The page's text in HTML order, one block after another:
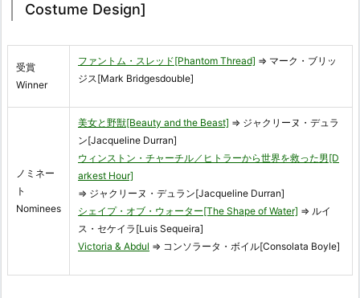
Costume Design]
受賞
Winner
ファントム・スレッド[Phantom Thread] ⇒ マーク・ブリッ
ジス[Mark Bridgesdouble]
ノミネー
ト
Nominees
美女と野獣[Beauty and the Beast] ⇒ ジャクリーヌ・デュラ
ン[Jacqueline Durran]
ウィンストン・チャーチル／ヒトラーから世界を救った男[D
arkest Hour]
⇒ ジャクリーヌ・デュラン[Jacqueline Durran]
シェイプ・オブ・ウォーター[The Shape of Water] ⇒ ルイ
ス・セケイラ[Luis Sequeira]
Victoria & Abdul ⇒ コンソラータ・ボイル[Consolata Boyle]